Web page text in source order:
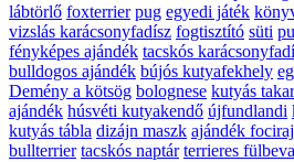
lábtörlő foxterrier pug egyedi játék
vizslás karácsonyfadísz fogtisztító süti
fényképes ajándék tacskós
bulldogos ajándék bújós kutyafekhely
Demény a kötsög bolognese kutyás
ajándék húsvéti kutyakendő újfundlandi
kutyás tábla dizájn maszk ajándék
bullterrier tacskós naptár terrieres